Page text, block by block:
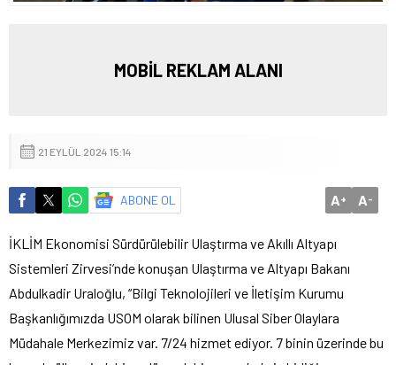
MOBİL REKLAM ALANI
21 EYLÜL 2024 15:14
ABONE OL A+ A-
İKLİM Ekonomisi Sürdürülebilir Ulaştırma ve Akıllı Altyapı
Sistemleri Zirvesi’nde konuşan Ulaştırma ve Altyapı Bakanı
Abdulkadir Uraloğlu, “Bilgi Teknolojileri ve İletişim Kurumu
Başkanlığımızda USOM olarak bilinen Ulusal Siber Olaylara
Müdahale Merkezimiz var. 7/24 hizmet ediyor. 7 binin üzerinde bu